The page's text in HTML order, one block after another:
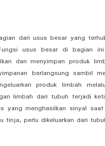
dari usus besar yang
usus besar di bagian
dan menyimpan produk
berlangsung sambil
produk limbah
limbah dari tubuh terjadi
yang menghasilkan sinyal
tinja, perlu dikeluarkan dari